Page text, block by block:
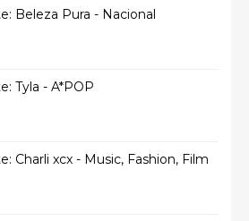
Beleza Pura - Nacional
Tyla - A*POP
Charli xcx - Music, Fashion, Film